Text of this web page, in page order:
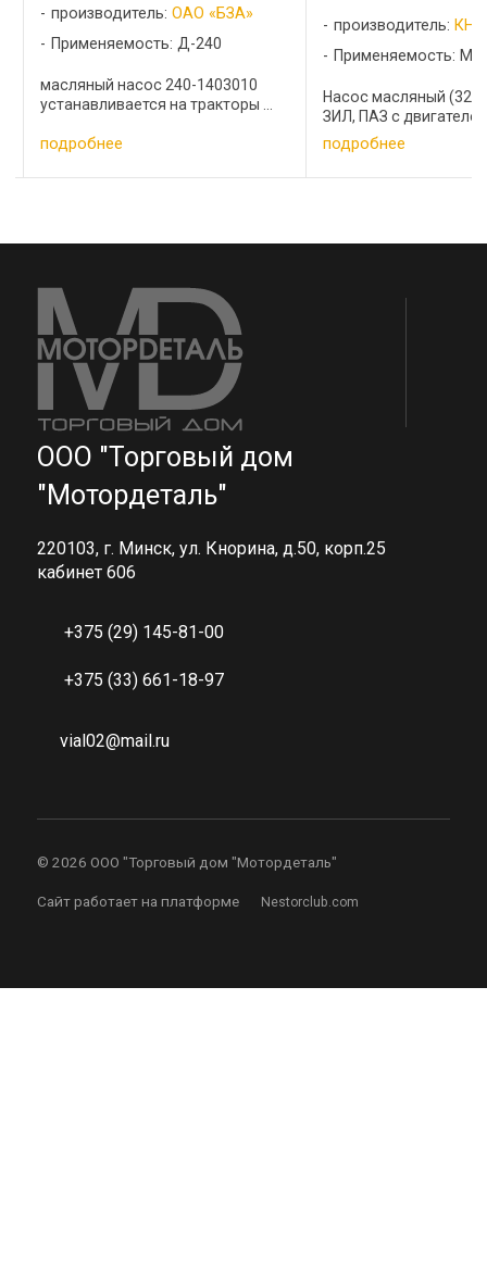
производитель:
Применяемость: ММЗ
ЗИЛ, ПАЗ с двигателем ММЗ ...
подробнее
...
подробнее
ООО "Торговый дом
"Мотордеталь"
220103, г. Минск, ул. Кнорина, д.50, корп.25
кабинет 606
+375 (29) 145-81-00
+375 (33) 661-18-97
vial02@mail.ru
© 2026 ООО "Торговый дом "Мотордеталь"
Сайт работает на платформе Nestorclub.com